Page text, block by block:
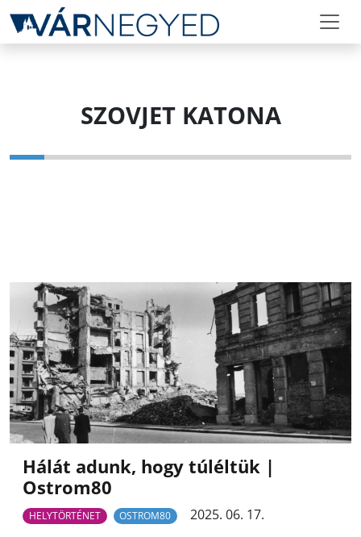
SZOVJET KATONA
Hálát adunk, hogy túléltük |
Ostrom80
HELYTÖRTÉNET OSTROM80
2025. 06. 17.